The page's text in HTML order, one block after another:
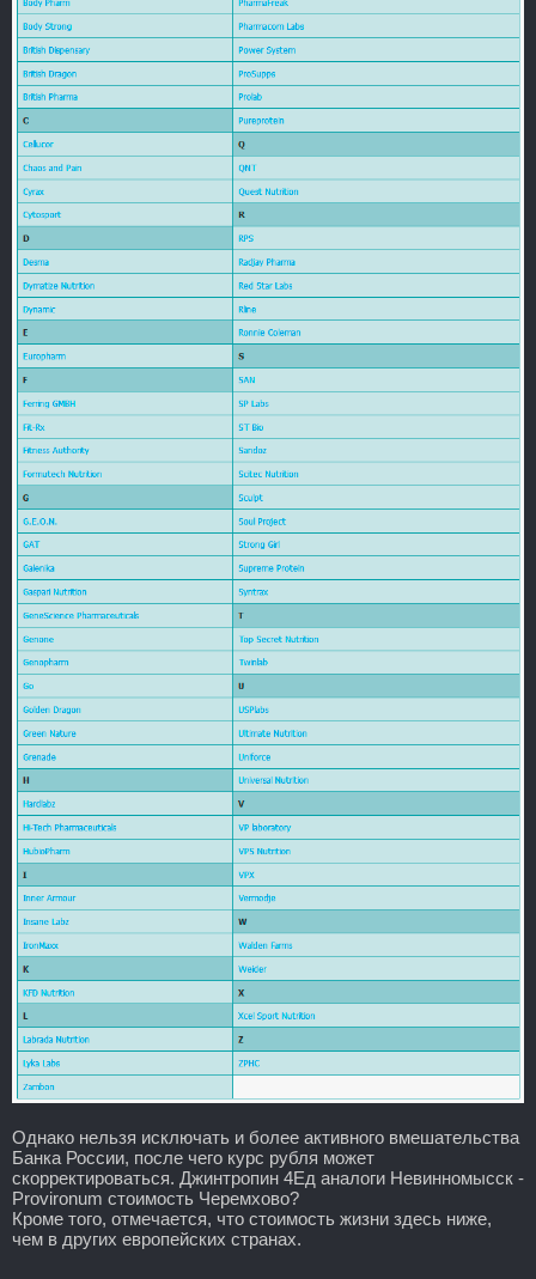
Однако нельзя исключать и более активного вмешательства
Банка России, после чего курс рубля может
скорректироваться. Джинтропин 4Ед аналоги Невинномысск -
Provironum стоимость Черемхово?
Кроме того, отмечается, что стоимость жизни здесь ниже,
чем в других европейских странах.